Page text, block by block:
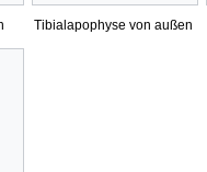
Tibialapophyse von außen